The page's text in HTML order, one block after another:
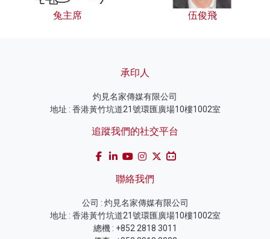
兔主席 伍俊飛
承印人
灼見名家傳媒有限公司
地址 : 香港黃竹坑道21號環匯廣場10樓1002室
追蹤我們的社交平台
聯絡我們
公司 : 灼見名家傳媒有限公司
地址 : 香港黃竹坑道21號環匯廣場10樓1002室
總機 : +852 2818 3011